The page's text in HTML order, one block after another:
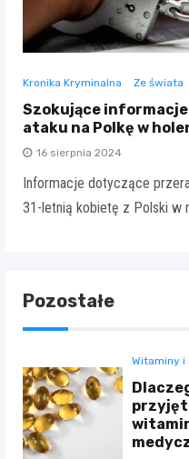
Kronika Kryminalna Ze świata
Szokujące
ataku na Polkę w
16 sierpnia 2024
Informacje dotyczące
31-letnią kobietę z Polski w
Pozostałe
Witaminy